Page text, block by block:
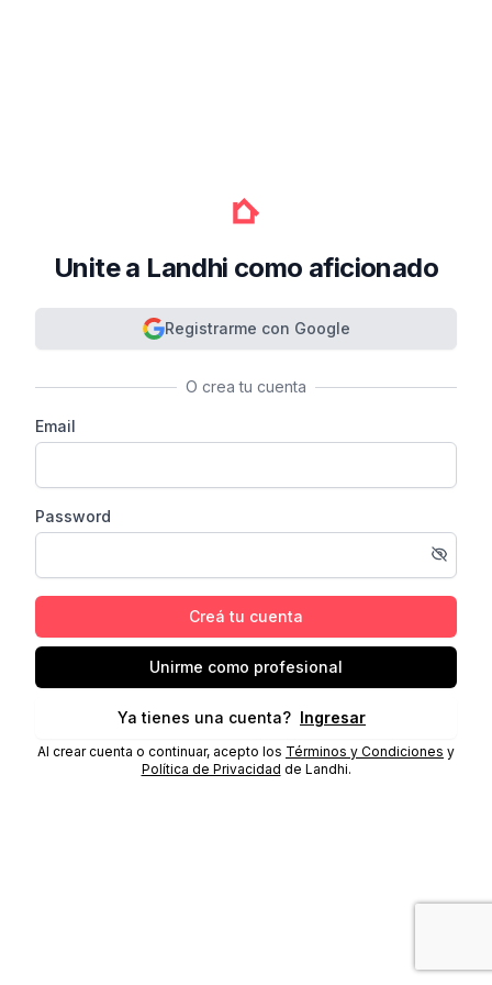
Unite a Landhi como aficionado
Registrarme con Google
O crea tu cuenta
Email
Password
Creá tu cuenta
Unirme como profesional
Ya tienes una cuenta? Ingresar
Al crear cuenta o continuar, acepto los Términos y Condiciones y
Política de Privacidad de Landhi.